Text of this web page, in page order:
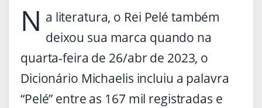
N a literatura, o Rei Pelé também
deixou sua marca quando na
quarta-feira de 26/abr de 2023, o
Dicionário Michaelis incluiu a palavra
“Pelé” entre as 167 mil registradas e